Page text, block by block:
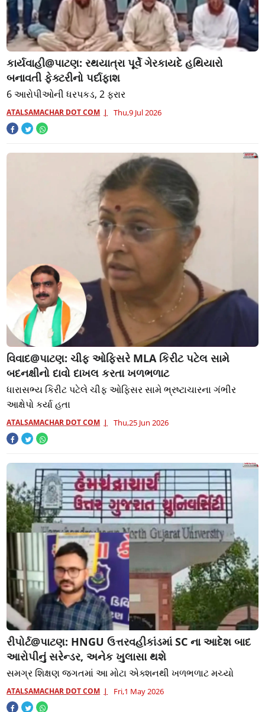
કાર્યવાહી@પાટણ: રથયાત્રા પૂર્વે ગેરકાયદે હથિયારો
બનાવતી ફેક્ટરીનો પર્દાફાશ
6 આરોપીઓની ધરપકડ, 2 ફરાર
ATALSAMACHAR DOT COM Thu,9 Jul 2026
વિવાદ@પાટણ: ચીફ ઓફિસરે MLA કિરીટ પટેલ સામે
બદનક્ષીનો દાવો દાખલ કરતા ખળભળાટ
ધારાસભ્ય કિરીટ પટેલે ચીફ ઓફિસર સામે ભ્રષ્ટાચારના ગંભીર
આક્ષેપો કર્યા હતા
ATALSAMACHAR DOT COM Thu,25 Jun 2026
રીપોર્ટ@પાટણ: HNGU ઉત્તરવહીકાંડમાં SC ના આદેશ બાદ
આરોપીનું સરેન્ડર, અનેક ખુલાસા થશે
સમગ્ર શિક્ષણ જગતમાં આ મોટા એક્શનથી ખળભળાટ મચ્યો
ATALSAMACHAR DOT COM Fri,1 May 2026